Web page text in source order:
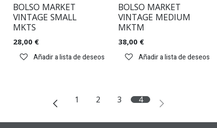
BOLSO MARKET
VINTAGE SMALL
MKTS
28,00 €
Añadir a lista de deseos
BOLSO MARKET
VINTAGE MEDIUM
MKTM
38,00€
Añadir a lista de deseos
1 2 3 4